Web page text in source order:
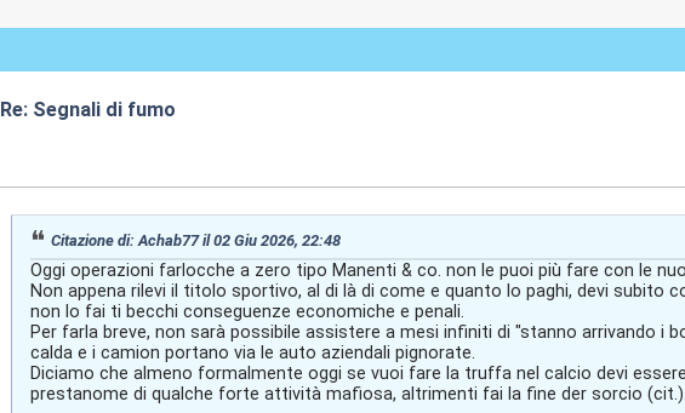
Re: Segnali di fumo
Citazione di: Achab77 il 02 Giu 2026, 22:48
Oggi operazioni farlocche a zero tipo Manenti & co. non le puoi più fare con le
Non appena rilevi il titolo sportivo, al di là di come e quanto lo paghi, devi subito
non lo fai ti becchi conseguenze economiche e penali.
Per farla breve, non sarà possibile assistere a mesi infiniti di "stanno arrivando i
calda e i camion portano via le auto aziendali pignorate.
Diciamo che almeno formalmente oggi se vuoi fare la truffa nel calcio devi
prestanome di qualche forte attività mafiosa, altrimenti fai la fine der sorcio (cit.).